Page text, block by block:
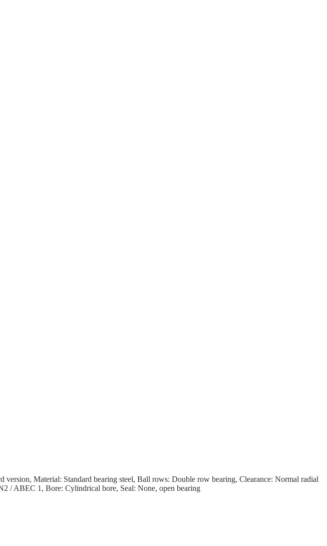
Material: Standard bearing steel, Ball rows: Double row bearing, Clearance: Normal radial
/ ABEC 1, Bore: Cylindrical bore, Seal: None, open bearing